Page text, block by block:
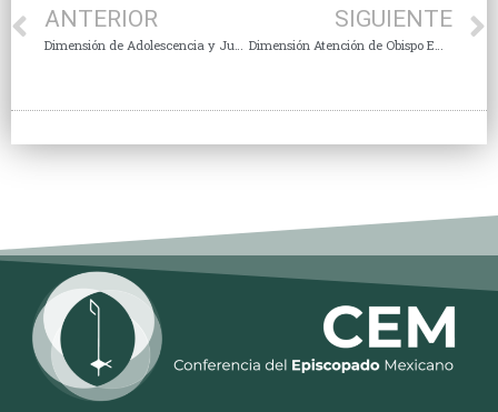
ANTERIOR
Dimensión de Adolescencia y Juventud
SIGUIENTE
Dimensión Atención de Obispo Eméritos